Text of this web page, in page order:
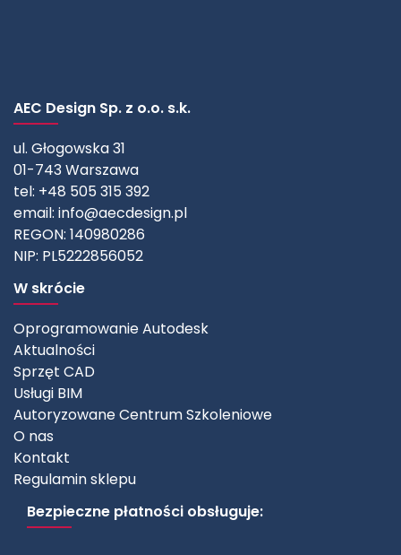
AEC Design Sp. z o.o. s.k.
ul. Głogowska 31
01-743 Warszawa
tel: +48 505 315 392
email: info@aecdesign.pl
REGON: 140980286
NIP: PL5222856052
W skrócie
Oprogramowanie Autodesk
Aktualności
Sprzęt CAD
Usługi BIM
Autoryzowane Centrum Szkoleniowe
O nas
Kontakt
Regulamin sklepu
Bezpieczne płatności obsługuje: